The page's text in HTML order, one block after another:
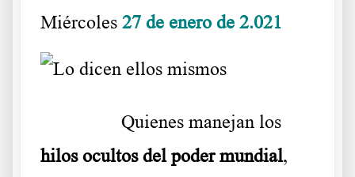
Miércoles 27 de enero de 2.021
Quienes manejan los
hilos ocultos del poder mundial,